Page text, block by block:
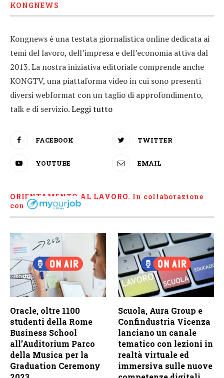
KONGNEWS
Kongnews è una testata giornalistica online dedicata ai
temi del lavoro, dell’impresa e dell’economia attiva dal
2013. La nostra iniziativa editoriale comprende anche
KONGTV, una piattaforma video in cui sono presenti
diversi webformat con un taglio di approfondimento,
talk e di servizio.Leggi tutto
FACEBOOK TWITTER
YOUTUBE EMAIL
ORIENTAMENTO AL LAVORO. In collaborazione
con
Oracle, oltre 1100
studenti della Rome
Business School
all’Auditorium Parco
della Musica per la
Graduation Ceremony
Scuola, Aura Group e
Confindustria Vicenza
lanciano un canale
tematico con lezioni in
realtà virtuale ed
immersiva sulle nuove